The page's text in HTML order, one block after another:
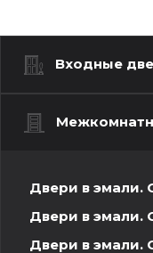
Входные
Двери в эмали.
Двери в эмали.
Двери в эмали.